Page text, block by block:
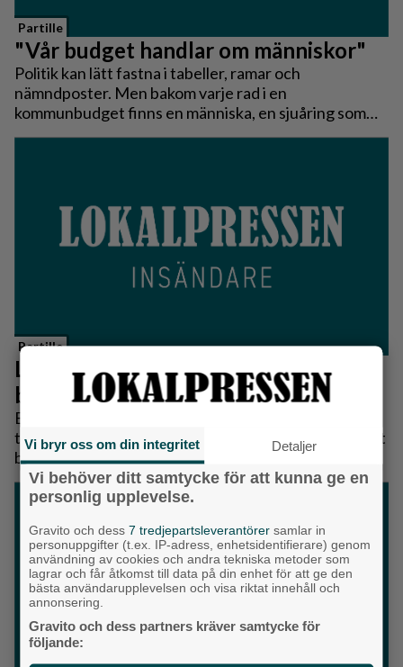
Partille
"Vår budget handlar om människor"
Politik kan lätt fastna i tabeller, ramar och
nämndposter. Men bakom varje rad i en
kommunbudget finns en människa, en sjuåring som
ska få en bra start i skolan, en mormor som ska kunna
det där vi börjat.
Partille
Lägre matpriser är ett välkommet
besked för alla hushåll
Efter år av pressade hushållsbudgetar sedan den
tidigare inflationskrisen 2022 kom nu ett efterlängtat
besked. SCB meddelade att priserna på livsmedel
sjönk med hela 5,5 procent i april jämfört med mars.
SCB beskriver det som den största nedgången på 30
landet. För barnfamiljer, pensionärer och löntagare
spelar matpriser stor roll i vardagen, och varje tydlig
nedgång gör skillnad på riktigt.
Vi bryr oss om din integritet Detaljer
Vi behöver ditt samtycke för att kunna ge en
personlig upplevelse.
Gravito och dess7 tredjepartsleverantörer samlar in
personuppgifter (t.ex. IP-adress, enhetsidentifierare) genom
användning av cookies och andra tekniska metoder som
lagrar och får åtkomst till data på din enhet för att ge den
bästa användarupplevelsen och visa riktat innehåll och
annonsering.
Gravito och dess partners kräver samtycke för
följande: